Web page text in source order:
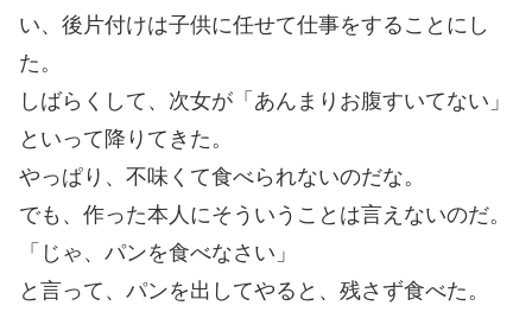
い、後片付けは子供に任せて仕事をすることにし
た。
しばらくして、次女が「あんまりお腹すいてない」
といって降りてきた。
やっぱり、不味くて食べられないのだな。
でも、作った本人にそういうことは言えないのだ。
「じゃ、パンを食べなさい」
と言って、パンを出してやると、残さず食べた。